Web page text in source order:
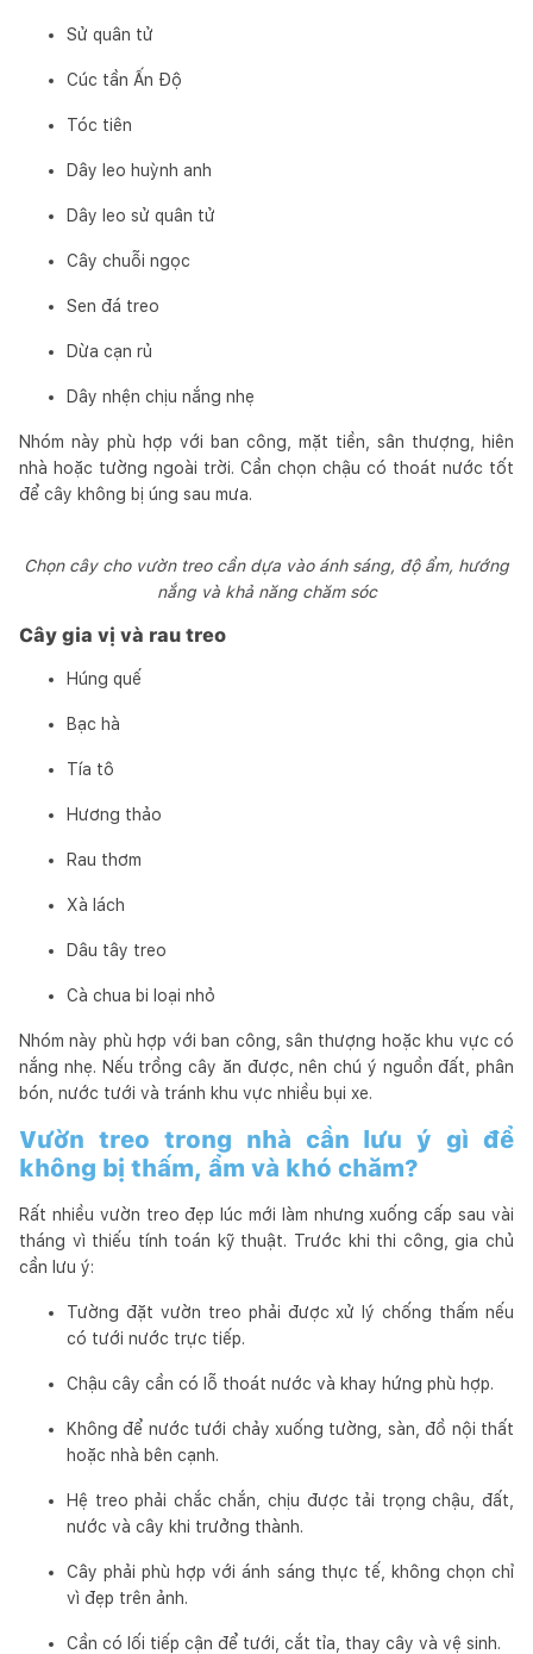
Sử quân tử
Cúc tần Ấn Độ
Tóc tiên
Dây leo huỳnh anh
Dây leo sử quân tử
Cây chuỗi ngọc
Sen đá treo
Dừa cạn rủ
Dây nhện chịu nắng nhẹ
Nhóm này phù hợp với ban công, mặt tiền, sân thượng, hiên
nhà hoặc tường ngoài trời. Cần chọn chậu có thoát nước tốt
để cây không bị úng sau mưa.
Chọn cây cho vườn treo cần dựa vào ánh sáng, độ ẩm, hướng
nắng và khả năng chăm sóc
Cây gia vị và rau treo
Húng quế
Bạc hà
Tía tô
Hương thảo
Rau thơm
Xà lách
Dâu tây treo
Cà chua bi loại nhỏ
Nhóm này phù hợp với ban công, sân thượng hoặc khu vực có
nắng nhẹ. Nếu trồng cây ăn được, nên chú ý nguồn đất, phân
bón, nước tưới và tránh khu vực nhiều bụi xe.
Vườn treo trong nhà cần lưu ý gì để
không bị thấm, ẩm và khó chăm?
Rất nhiều vườn treo đẹp lúc mới làm nhưng xuống cấp sau vài
tháng vì thiếu tính toán kỹ thuật. Trước khi thi công, gia chủ
cần lưu ý:
Tường đặt vườn treo phải được xử lý chống thấm nếu
có tưới nước trực tiếp.
Chậu cây cần có lỗ thoát nước và khay hứng phù hợp.
Không để nước tưới chảy xuống tường, sàn, đồ nội thất
hoặc nhà bên cạnh.
Hệ treo phải chắc chắn, chịu được tải trọng chậu, đất,
nước và cây khi trưởng thành.
Cây phải phù hợp với ánh sáng thực tế, không chọn chỉ
vì đẹp trên ảnh.
Cần có lối tiếp cận để tưới, cắt tỉa, thay cây và vệ sinh.